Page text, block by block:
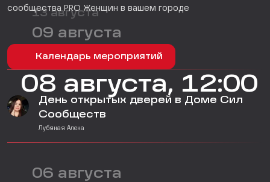
сообщества PRO Женщин в вашем городе
Календарь мероприятий
День открытых дверей в Доме Сил
Сообществ
Лубяная Алена
13 августа
09 августа
08 августа, 12:00
06 августа